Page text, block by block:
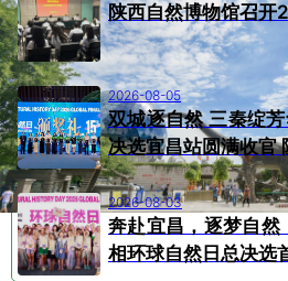
陕西自然博物馆召开
2026-08-05
双城逐自然 三秦绽
2026-08-03
奔赴宜昌，逐梦自
相环球自然日总决选